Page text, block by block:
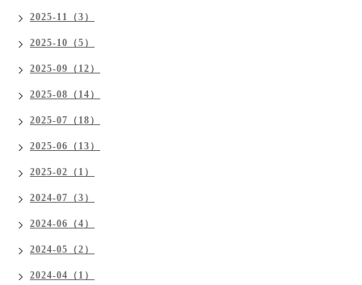
2025-11（3）
2025-10（5）
2025-09（12）
2025-08（14）
2025-07（18）
2025-06（13）
2025-02（1）
2024-07（3）
2024-06（4）
2024-05（2）
2024-04（1）